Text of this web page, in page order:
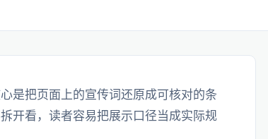
是把页面上的宣传词还原成可核对的条
开看，读者容易把展示口径当成实际规